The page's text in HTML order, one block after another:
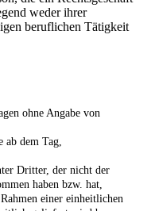
weder ihrer
beruflichen Tätigkeit
ohne Angabe von
dem Tag,
Dritter, der nicht der
haben bzw. hat,
einer einheitlichen